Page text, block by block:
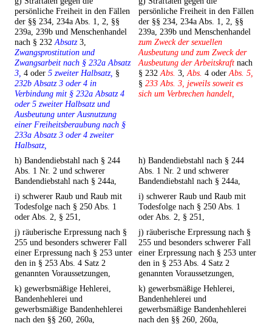
persönliche Freiheit in den Fällen
der §§ 234, 234a Abs. 1, 2, §§
239a, 239b und Menschenhandel
nach § 232Absatz3,
Zwangsprostitution und
Zwangsarbeit nach § 232a Absatz
3, 4 oder 5 zweiter Halbsatz, §
232b Absatz 3 oder 4 in
Verbindung mit § 232a Absatz 4
oder 5 zweiter Halbsatz und
Ausbeutung unter Ausnutzung
einer Freiheitsberaubung nach §
233a Absatz 3 oder 4 zweiter
Halbsatz,
persönliche Freiheit in den Fällen
der §§ 234, 234a Abs. 1, 2, §§
239a, 239b und Menschenhandel
zum Zweck der sexuellen
Ausbeutung und zum Zweck der
Ausbeutung der Arbeitskraft nach
§ 232Abs. 3,Abs. 4 oderAbs. 5,
§ 233 Abs. 3, jeweils soweit es
sich um Verbrechen handelt,
h) Bandendiebstahl nach § 244
Abs. 1 Nr. 2 und schwerer
Bandendiebstahl nach § 244a,
h) Bandendiebstahl nach § 244
Abs. 1 Nr. 2 und schwerer
Bandendiebstahl nach § 244a,
i) schwerer Raub und Raub mit
Todesfolge nach § 250 Abs. 1
oder Abs. 2, § 251,
i) schwerer Raub und Raub mit
Todesfolge nach § 250 Abs. 1
oder Abs. 2, § 251,
j) räuberische Erpressung nach §
255 und besonders schwerer Fall
einer Erpressung nach § 253 unter
den in § 253 Abs. 4 Satz 2
genannten Voraussetzungen,
j) räuberische Erpressung nach §
255 und besonders schwerer Fall
einer Erpressung nach § 253 unter
den in § 253 Abs. 4 Satz 2
genannten Voraussetzungen,
k) gewerbsmäßige Hehlerei,
Bandenhehlerei und
gewerbsmäßige Bandenhehlerei
nach den §§ 260, 260a,
k) gewerbsmäßige Hehlerei,
Bandenhehlerei und
gewerbsmäßige Bandenhehlerei
nach den §§ 260, 260a,